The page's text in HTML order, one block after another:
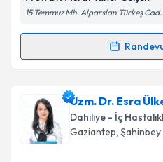
Takvim
15 Temmuz Mh. Alparslan Türkeş
Randevu Takvimi
Prof. Dr. Murat Taner
talebi oluşturun. Size bu
için bir takvim
bilgilendireceğiz.
Uzm. Dr. Esra
Dahiliye - İç
Gaziantep, Şahinbey